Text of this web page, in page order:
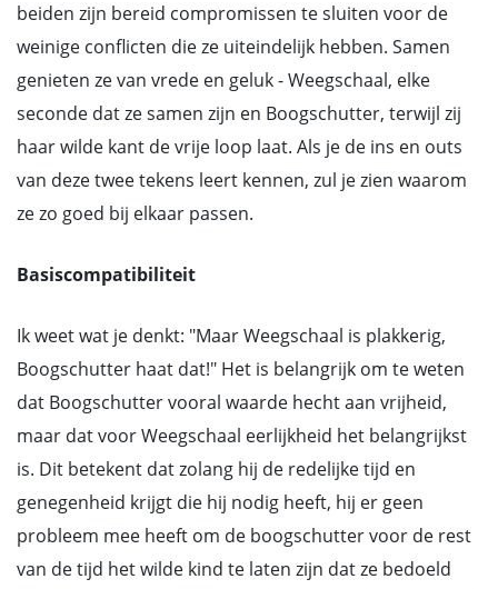
beiden zijn bereid compromissen te sluiten voor de
weinige conflicten die ze uiteindelijk hebben. Samen
genieten ze van vrede en geluk - Weegschaal, elke
seconde dat ze samen zijn en Boogschutter, terwijl zij
haar wilde kant de vrije loop laat. Als je de ins en outs
van deze twee tekens leert kennen, zul je zien waarom
ze zo goed bij elkaar passen.
Basiscompatibiliteit
Ik weet wat je denkt: "Maar Weegschaal is plakkerig,
Boogschutter haat dat!" Het is belangrijk om te weten
dat Boogschutter vooral waarde hecht aan vrijheid,
maar dat voor Weegschaal eerlijkheid het belangrijkst
is. Dit betekent dat zolang hij de redelijke tijd en
genegenheid krijgt die hij nodig heeft, hij er geen
probleem mee heeft om de boogschutter voor de rest
van de tijd het wilde kind te laten zijn dat ze bedoeld